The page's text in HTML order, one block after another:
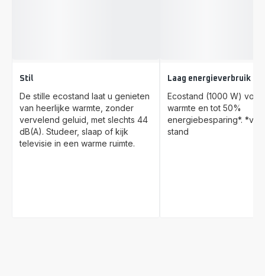
Stil
De stille ecostand laat u genieten
van heerlijke warmte, zonder
vervelend geluid, met slechts 44
dB(A). Studeer, slaap of kijk
televisie in een warme ruimte.
Laag energieverbruik
Ecostand (1000 W) voor
warmte en tot 50%
energiebesparing*. *vs.
stand